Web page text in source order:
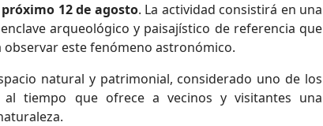
próximo 12 de agosto. La actividad consistirá en una
arqueológico y paisajístico de referencia que
este fenómeno astronómico.
natural y patrimonial, considerado uno de los
tiempo que ofrece a vecinos y visitantes una